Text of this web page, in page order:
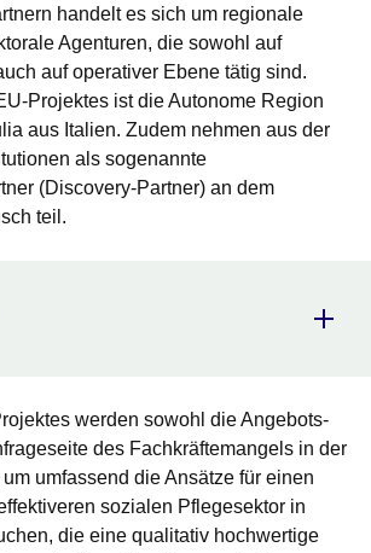
handelt es sich um regionale
Agenturen, die sowohl auf
auf operativer Ebene tätig sind.
Projektes ist die Autonome Region
aus Italien. Zudem nehmen aus der
als sogenannte
(Discovery-Partner) an dem
teil.
werden sowohl die Angebots-
des Fachkräftemangels in der
umfassend die Ansätze für einen
sozialen Pflegesektor in
die eine qualitativ hochwertige